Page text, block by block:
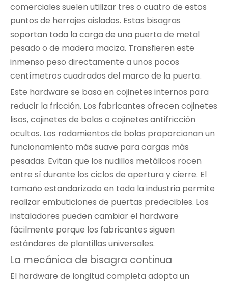
comerciales suelen utilizar tres o cuatro de estos
puntos de herrajes aislados. Estas bisagras
soportan toda la carga de una puerta de metal
pesado o de madera maciza. Transfieren este
inmenso peso directamente a unos pocos
centímetros cuadrados del marco de la puerta.
Este hardware se basa en cojinetes internos para
reducir la fricción. Los fabricantes ofrecen cojinetes
lisos, cojinetes de bolas o cojinetes antifricción
ocultos. Los rodamientos de bolas proporcionan un
funcionamiento más suave para cargas más
pesadas. Evitan que los nudillos metálicos rocen
entre sí durante los ciclos de apertura y cierre. El
tamaño estandarizado en toda la industria permite
realizar embuticiones de puertas predecibles. Los
instaladores pueden cambiar el hardware
fácilmente porque los fabricantes siguen
estándares de plantillas universales.
La mecánica de bisagra continua
El hardware de longitud completa adopta un